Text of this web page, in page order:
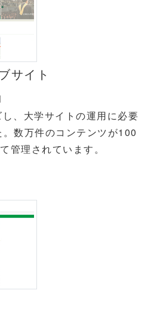
サイト
、大学サイトの運用に必要
数万件のコンテンツが100
管理されています。